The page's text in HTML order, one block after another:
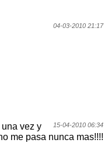
04-03-2010 21:17
15-04-2010 06:34
vez y
me pasa nunca mas!!!!